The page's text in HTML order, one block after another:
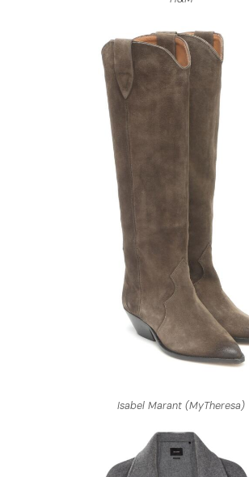
Isabel Marant (MyTheresa)